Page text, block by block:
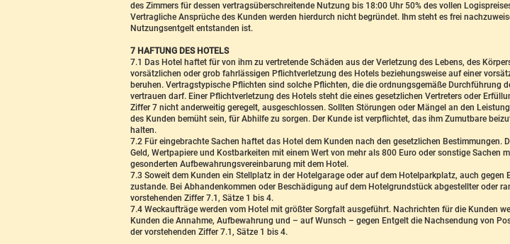
des Zimmers für dessen vertragsüberschreitende Nutzung bis 18:00 Uhr 50% des vollen
Vertragliche Ansprüche des Kunden werden hierdurch nicht begründet. Ihm steht es frei
Nutzungsentgelt entstanden ist.
7 HAFTUNG DES HOTELS
7.1 Das Hotel haftet für von ihm zu vertretende Schäden aus der Verletzung des Lebens, des
vorsätzlichen oder grob fahrlässigen Pflichtverletzung des Hotels beziehungsweise auf einer
beruhen. Vertragstypische Pflichten sind solche Pflichten, die die ordnungsgemäße Durchführung
vertrauen darf. Einer Pflichtverletzung des Hotels steht die eines gesetzlichen Vertreters oder
Ziffer 7 nicht anderweitig geregelt, ausgeschlossen. Sollten Störungen oder Mängel an den
des Kunden bemüht sein, für Abhilfe zu sorgen. Der Kunde ist verpflichtet, das ihm Zumutbare
halten.
7.2 Für eingebrachte Sachen haftet das Hotel dem Kunden nach den gesetzlichen
Geld, Wertpapiere und Kostbarkeiten mit einem Wert von mehr als 800 Euro oder sonstige
gesonderten Aufbewahrungsvereinbarung mit dem Hotel.
7.3 Soweit dem Kunden ein Stellplatz in der Hotelgarage oder auf dem Hotelparkplatz, auch
zustande. Bei Abhandenkommen oder Beschädigung auf dem Hotelgrundstück abgestellter oder
vorstehenden Ziffer 7.1, Sätze 1 bis 4.
7.4 Weckaufträge werden vom Hotel mit größter Sorgfalt ausgeführt. Nachrichten für die Kunden
Kunden die Annahme, Aufbewahrung und – auf Wunsch – gegen Entgelt die Nachsendung von
der vorstehenden Ziffer 7.1, Sätze 1 bis 4.